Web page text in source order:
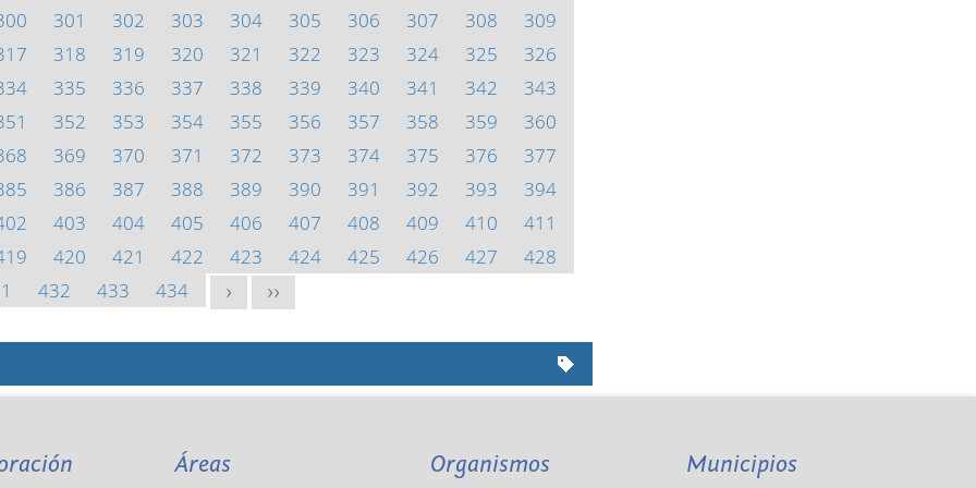
301 302 303 304 305 306 307 308
309
318 319 320 321 322 323 324 325
326
335 336 337 338 339 340 341 342
343
352 353 354 355 356 357 358 359
360
369 370 371 372 373 374 375 376
377
386 387 388 389 390 391 392 393
394
403 404 405 406 407 408 409 410
411
420 421 422 423 424 425 426 427
428
432 433 434 > >>
Áreas Organismos Municipios